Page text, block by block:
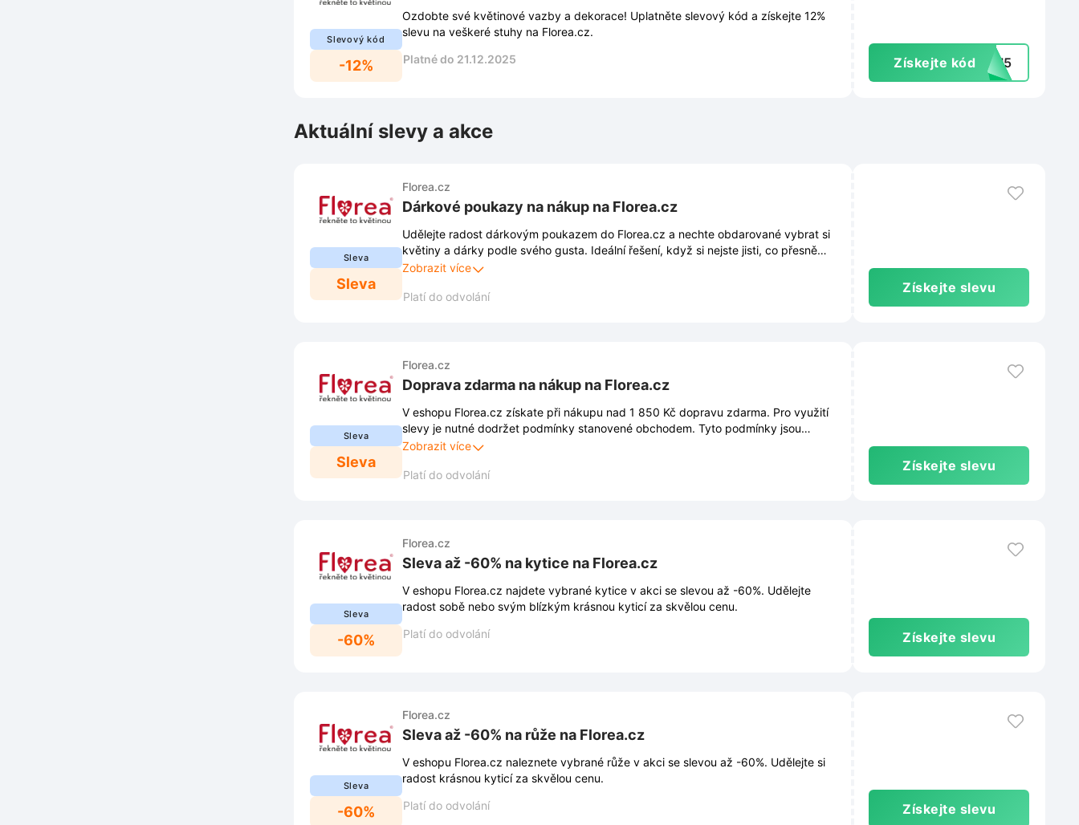
Slevový kód
-12%
Ozdobte své květinové vazby a dekorace! Uplatněte slevový kód a získejte 12%
slevu na veškeré stuhy na Florea.cz.
Platné do 21.12.2025
Získejte kód 1MI5
Aktuální slevy a akce
Sleva
Sleva
Florea.cz
Dárkové poukazy na nákup na Florea.cz
Udělejte radost dárkovým poukazem do Florea.cz a nechte obdarované vybrat si
květiny a dárky podle svého gusta. Ideální řešení, když si nejste jisti, co přesně
potěší.
Zobrazit více
Platí do odvolání
Získejte slevu
Sleva
Sleva
Florea.cz
Doprava zdarma na nákup na Florea.cz
V eshopu Florea.cz získate při nákupu nad 1 850 Kč dopravu zdarma. Pro využití
slevy je nutné dodržet podmínky stanovené obchodem. Tyto podmínky jsou
zveřejněny na webových stránkách obchodu a mohou se průběžně měnit.
Zobrazit více
Platí do odvolání
Získejte slevu
Sleva
-60%
Florea.cz
Sleva až -60% na kytice na Florea.cz
V eshopu Florea.cz najdete vybrané kytice v akci se slevou až -60%. Udělejte
radost sobě nebo svým blízkým krásnou kyticí za skvělou cenu.
Platí do odvolání
Získejte slevu
Sleva
-60%
Florea.cz
Sleva až -60% na růže na Florea.cz
V eshopu Florea.cz naleznete vybrané růže v akci se slevou až -60%. Udělejte si
radost krásnou kyticí za skvělou cenu.
Platí do odvolání
Získejte slevu